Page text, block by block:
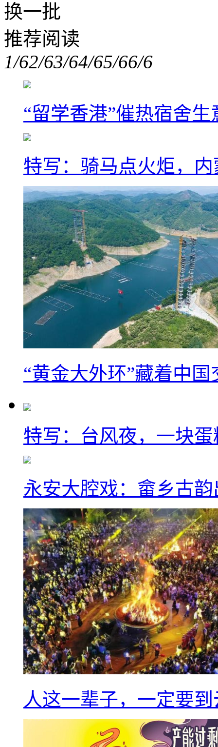
换一批
推荐阅读
1/62/63/64/65/66/6
“留学香港”催热宿舍
特写：骑马点火炬，
“黄金大外环”藏着中
特写：台风夜，一块
永安大腔戏：畲乡古
人这一辈子，一定要